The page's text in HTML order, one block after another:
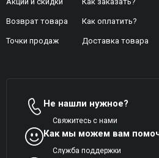
Возврат товара
Точки продаж
Как оплатить?
Доставка товара
Не нашли нужное?
Свяжитесь с нами
Как мы можем вам
Служба поддержки